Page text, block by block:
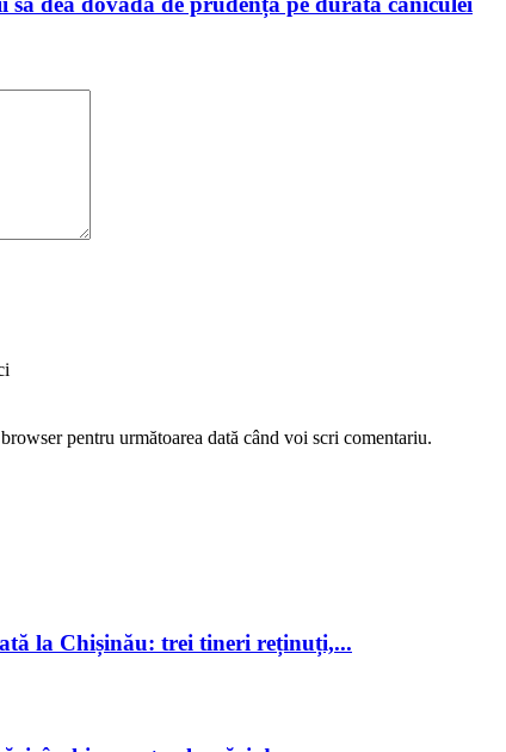
pentru următoarea dată când voi scri comentariu.
la Chișinău: trei tineri reținuți,...